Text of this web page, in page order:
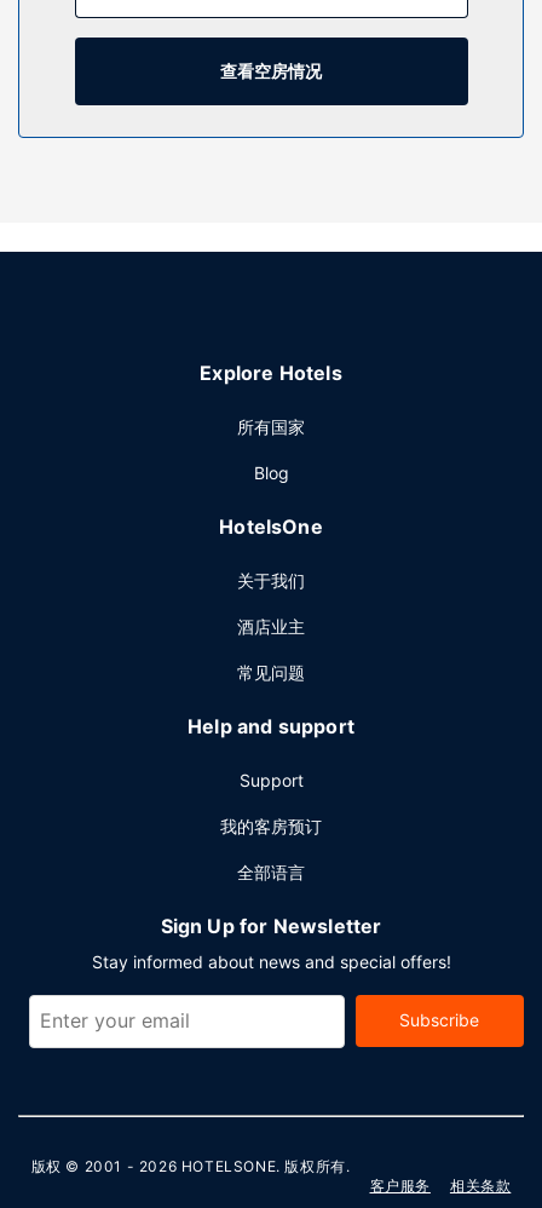
这个汽车旅馆提供指定吸烟区。
您可享受汽车旅馆的部分时段客房送餐服务。
查看空房情况
Explore Hotels
所有国家
Blog
HotelsOne
关于我们
酒店业主
常见问题
Help and support
Support
我的客房预订
全部语言
Sign Up for Newsletter
Stay informed about news and special offers!
Subscribe
版权 © 2001 - 2026 HOTELSONE. 版权所有.
客户服务
相关条款